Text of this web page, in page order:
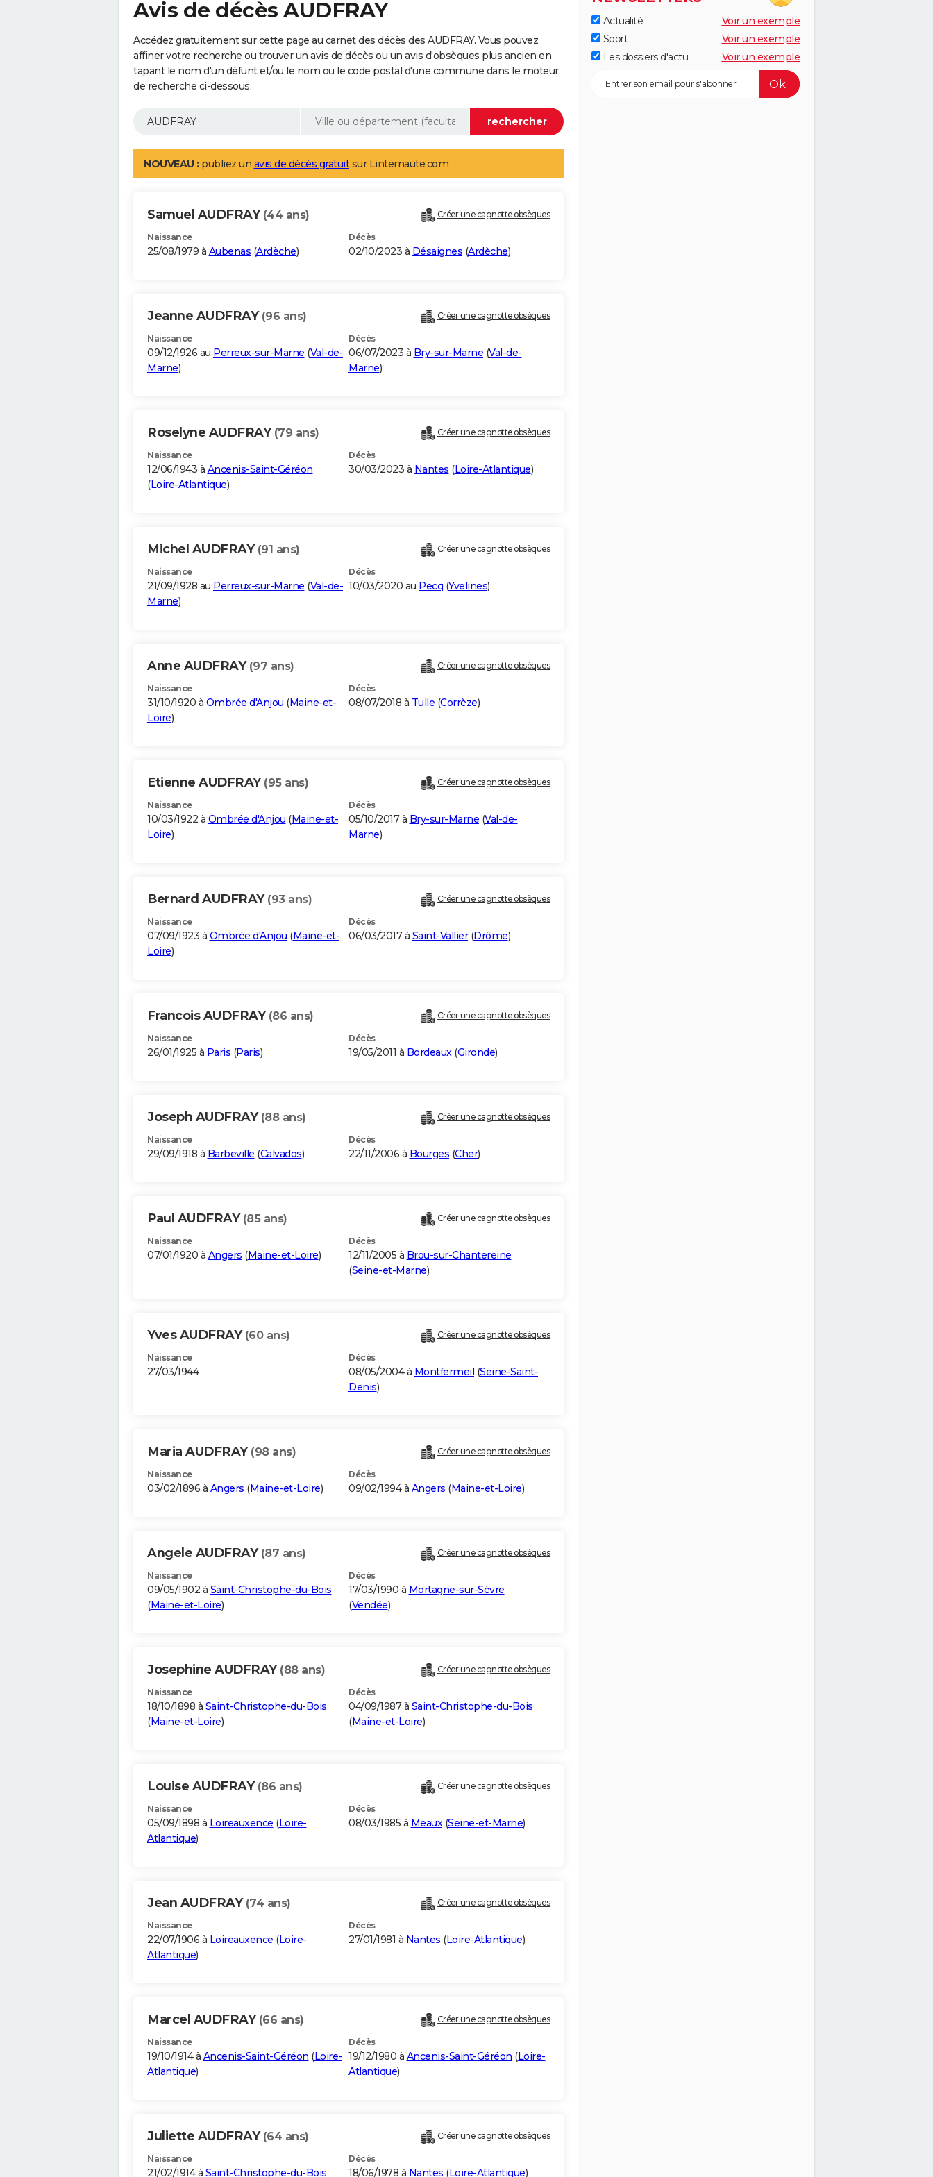
Avis de décès AUDFRAY
Accédez gratuitement sur cette page au carnet des décès des AUDFRAY. Vous pouvez
affiner votre recherche ou trouver un avis de décès ou un avis d'obsèques plus ancien en
tapant le nom d'un défunt et/ou le nom ou le code postal d'une commune dans le moteur
de recherche ci-dessous.
NOUVEAU : publiez un avis de décès gratuitsur Linternaute.com
Samuel AUDFRAY (44 ans) Créer une cagnotte obsèques
Naissance
25/08/1979 à Aubenas (Ardèche)
Décès
02/10/2023 à Désaignes (Ardèche)
Jeanne AUDFRAY (96 ans) Créer une cagnotte obsèques
Naissance
09/12/1926 au Perreux-sur-Marne (Val-de-
Marne)
Décès
06/07/2023 à Bry-sur-Marne (Val-de-
Marne)
Roselyne AUDFRAY (79 ans) Créer une cagnotte obsèques
Naissance
12/06/1943 à Ancenis-Saint-Géréon
(Loire-Atlantique)
Décès
30/03/2023 à Nantes (Loire-Atlantique)
Michel AUDFRAY (91 ans) Créer une cagnotte obsèques
Naissance
21/09/1928 au Perreux-sur-Marne (Val-de-
Marne)
Décès
10/03/2020 au Pecq (Yvelines)
Anne AUDFRAY (97 ans) Créer une cagnotte obsèques
Naissance
31/10/1920 à Ombrée d'Anjou (Maine-et-
Loire)
Décès
08/07/2018 à Tulle (Corrèze)
Etienne AUDFRAY (95 ans) Créer une cagnotte obsèques
Naissance
10/03/1922 à Ombrée d'Anjou (Maine-et-
Loire)
Décès
05/10/2017 à Bry-sur-Marne (Val-de-
Marne)
Bernard AUDFRAY (93 ans) Créer une cagnotte obsèques
Naissance
07/09/1923 à Ombrée d'Anjou (Maine-et-
Loire)
Décès
06/03/2017 à Saint-Vallier(Drôme)
Francois AUDFRAY (86 ans) Créer une cagnotte obsèques
Naissance
26/01/1925 à Paris (Paris)
Décès
19/05/2011 à Bordeaux(Gironde)
Joseph AUDFRAY (88 ans) Créer une cagnotte obsèques
Naissance
29/09/1918 à Barbeville (Calvados)
Décès
22/11/2006 à Bourges (Cher)
Paul AUDFRAY (85 ans) Créer une cagnotte obsèques
Naissance
07/01/1920 à Angers (Maine-et-Loire)
Décès
12/11/2005 à Brou-sur-Chantereine
(Seine-et-Marne)
Yves AUDFRAY (60 ans) Créer une cagnotte obsèques
Naissance
27/03/1944
Décès
08/05/2004 à Montfermeil (Seine-Saint-
Denis)
Maria AUDFRAY (98 ans) Créer une cagnotte obsèques
Naissance
03/02/1896 à Angers (Maine-et-Loire)
Décès
09/02/1994 à Angers (Maine-et-Loire)
Angele AUDFRAY (87 ans) Créer une cagnotte obsèques
Naissance
09/05/1902 à Saint-Christophe-du-Bois
(Maine-et-Loire)
Décès
17/03/1990 à Mortagne-sur-Sèvre
(Vendée)
Josephine AUDFRAY (88 ans) Créer une cagnotte obsèques
Naissance
18/10/1898 à Saint-Christophe-du-Bois
(Maine-et-Loire)
Décès
04/09/1987 à Saint-Christophe-du-Bois
(Maine-et-Loire)
Louise AUDFRAY (86 ans) Créer une cagnotte obsèques
Naissance
05/09/1898 à Loireauxence (Loire-
Atlantique)
Décès
08/03/1985 à Meaux(Seine-et-Marne)
Jean AUDFRAY (74 ans) Créer une cagnotte obsèques
Naissance
22/07/1906 à Loireauxence (Loire-
Atlantique)
Décès
27/01/1981 à Nantes (Loire-Atlantique)
Marcel AUDFRAY (66 ans) Créer une cagnotte obsèques
Naissance
19/10/1914 à Ancenis-Saint-Géréon (Loire-
Atlantique)
Décès
19/12/1980 à Ancenis-Saint-Géréon (Loire-
Atlantique)
Juliette AUDFRAY (64 ans) Créer une cagnotte obsèques
Naissance
21/02/1914 à Saint-Christophe-du-Bois
Décès
18/06/1978 à Nantes (Loire-Atlantique)
Actualité
Voir un exemple
Sport
Voir un exemple
Les dossiers d'actu
Voir un exemple